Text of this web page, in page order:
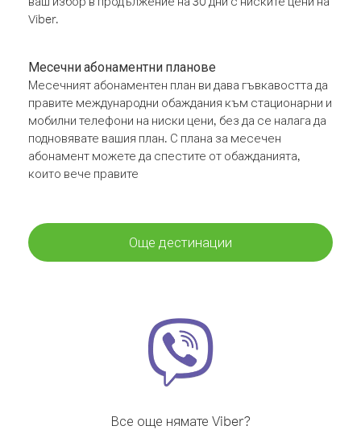
Viber.
Месечни абонаментни планове
Месечният абонаментен план ви дава гъвкавостта да
правите международни обаждания към стационарни и
мобилни телефони на ниски цени, без да се налага да
подновявате вашия план. С плана за месечен
абонамент можете да спестите от обажданията,
които вече правите
Още дестинации
Все още нямате Viber?